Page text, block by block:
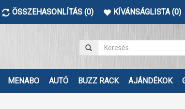
ÖSSZEHASONLÍTÁS (0) KÍVÁNSÁGLISTA (0)
MENABO AUTÓ BUZZ RACK AJÁNDÉKOK